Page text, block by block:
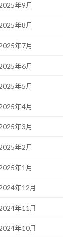
2025年9月
年8月
2025年7月
2025年6月
2025年5月
2025年4月
年3月
2025年2月
2025年1月
2024年12月
2024年11月
年10月